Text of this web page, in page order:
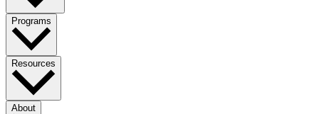
Programs​​​​‌ ‍ ​‍​‍‌‍ ‌ ​‍‌‍‍‌‌‍‌ ‌‍‍‌‌‍ ‍​‍​‍​ ‍‍​‍​‍‌ ​ ‌‍​‌‌‍ ‍‌‍‍‌‌ ‌​‌ ‍‌​‍ ‍‌‍‍‌‌‍ ​‍​‍​‍ ​​‍​‍‌‍‍​‌ ​‍‌‍‌‌‌‍‌‍​‍​‍​ ‍‍​‍​‍‌‍‍​‌ ‌​‌ ‌​‌ ​​​ ‍‍​‍ ​‍ ‌‍ ​‌‍ ‌‍​ ‌‍​‌‌‍ ​‌‍‍​‌‍ ‌ ​ ‌ ‌​​ ‍‍​ ​ ​ ​ ​ ​ ​ ​ ​‍ ‌‍‍‌‌‍ ‍‌ ‌​‌‍‌‌‌‍ ‍‌ ‌​​‍ ‌‍‌‌‌‍‌​‌‍‍‌‌ ‌​​‍ ‌‍ ‌‌‍ ‌‍‌​‌‍‌‌​ ‌‌ ​​‌ ​‍‌‍‌‌‌ ​ ‌‍‌‌‌‍ ‍‌ ‌​‌‍​‌‌ ‌​‌‍‍‌‌‍ ‌‍ ‍​ ‍ ‌‍‍‌‌‍‌​​ ‌‌ ​ ‌‍‍‌‌ ‌​‌‍‌‌‌​‍​‌‍‌‌‌‍​‌‌‍‌​‌‍‌‌‌ ​‍​ ‍ ‌ ‌​‌ ‍‌‌ ​​‌‍‌‌​ ‌‌‍‍​‌‍‌‌‌‍​‌‌‍‌​‌‍‌‌‌ ​‍​ ‍ ‌ ​​‌‍​‌‌ ‌​‌‍‍​​ ‌‌‍ ​‌‍‌‌‌‍‌‍‌ ‌​‌​ ‌‌‍‌‌‌‍ ‍‌ ‌‌‌ ​ ​‍‌‌​ ‌‌‌​​‍‌‌ ‌‍‍ ‌‍‌‌‌ ‍‌​‍‌‌​ ​ ‌​‌​​‍‌‌​ ​ ‌​‌​​‍‌‌​ ​‍​ ​‍​ ​ ‌‍‌​​ ‌​​ ​‌‌‍‌‌​ ‌​​ ​​​ ‌​‌‍‌‌‌‍‌​​ ​​​ ​​​‍‌‌​ ​‍​ ​‍​‍‌‌​ ‌‌‌​‌​​‍ ‍‌ ‌​‌‍‌‌‌ ‍​‌ ‌​​ ‌‍​‍‌‍​‌‌ ​ ‌‍‌‌‌‌‌‌‌ ​‍‌‍ ​​ ‌‌‍‍​‌ ‌​‌ ‌​‌ ​​​‍‌‌​ ​ ‌​​‌​‍‌‌​ ​‍‌​‌‍​‍‌‌​ ​‍‌​‌‍‌‍ ​‌‍ ‌‍​ ‌‍​‌‌‍ ​‌‍‍​‌‍ ‌ ​ ‌ ‌​​‍‌‌​ ​ ‌​​‌​ ​ ​ ​ ​ ​ ​ ​ ​‍‌‍‌‍‍‌‌‍‌​​ ‌‌ ​ ‌‍‍‌‌ ‌​‌‍‌‌‌​‍​‌‍‌‌‌‍​‌‌‍‌​‌‍‌‌‌ ​‍​‍‌‍‌ ‌​‌ ‍‌‌ ​​‌‍‌‌​ ‌‌‍‍​‌‍‌‌‌‍​‌‌‍‌​‌‍‌‌‌ ​‍​‍‌‍‌ ​​‌‍​‌‌ ‌​‌‍‍​​ ‌‌‍ ​‌‍‌‌‌‍‌‍‌ ‌​‌​ ‌‌‍‌‌‌‍ ‍‌ ‌‌‌ ​ ​‍‌‌​ ‌‌‌​​‍‌‌ ‌‍‍ ‌‍‌‌‌ ‍‌​‍‌‌​ ​ ‌​‌​​‍‌‌​ ​ ‌​‌​​‍‌‌​ ​‍​ ​‍​ ​ ‌‍‌​​ ‌​​ ​‌‌‍‌‌​ ‌​​ ​​​ ‌​‌‍‌‌‌‍‌​​ ​​​ ​​​‍‌‌​ ​‍​ ​‍​‍‌‌​ ‌‌‌​‌​​‍ ‍‌ ‌​‌‍‌‌‌ ‍​‌ ‌​​‍‌‍‌ ​​‌‍‌‌‌ ​‍‌ ​ ‌ ​​‌‍‌‌‌‍​ ‌ ‌​‌‍‍‌‌ ‌‍‌‍‌‌​ ‌‌ ​​‌ ‌‌‌‍​‍‌‍ ​‌‍‍‌‌ ​ ‌‍‍​‌‍‌‌‌‍‌​​‍​‍‌ ‌
Resources​​​​‌ ‍ ​‍​‍‌‍ ‌ ​‍‌‍‍‌‌‍‌ ‌‍‍‌‌‍ ‍​‍​‍​ ‍‍​‍​‍‌ ​ ‌‍​‌‌‍ ‍‌‍‍‌‌ ‌​‌ ‍‌​‍ ‍‌‍‍‌‌‍ ​‍​‍​‍ ​​‍​‍‌‍‍​‌ ​‍‌‍‌‌‌‍‌‍​‍​‍​ ‍‍​‍​‍‌‍‍​‌ ‌​‌ ‌​‌ ​​​ ‍‍​‍ ​‍ ‌‍ ​‌‍ ‌‍​ ‌‍​‌‌‍ ​‌‍‍​‌‍ ‌ ​ ‌ ‌​​ ‍‍​ ​ ​ ​ ​ ​ ​ ​ ​‍ ‌‍‍‌‌‍ ‍‌ ‌​‌‍‌‌‌‍ ‍‌ ‌​​‍ ‌‍‌‌‌‍‌​‌‍‍‌‌ ‌​​‍ ‌‍ ‌‌‍ ‌‍‌​‌‍‌‌​ ‌‌ ​​‌ ​‍‌‍‌‌‌ ​ ‌‍‌‌‌‍ ‍‌ ‌​‌‍​‌‌ ‌​‌‍‍‌‌‍ ‌‍ ‍​ ‍ ‌‍‍‌‌‍‌​​ ‌‌ ​ ‌‍‍‌‌ ‌​‌‍‌‌‌​‍​‌‍‌‌‌‍​‌‌‍‌​‌‍‌‌‌ ​‍​ ‍ ‌ ‌​‌ ‍‌‌ ​​‌‍‌‌​ ‌‌‍‍​‌‍‌‌‌‍​‌‌‍‌​‌‍‌‌‌ ​‍​ ‍ ‌ ​​‌‍​‌‌ ‌​‌‍‍​​ ‌‌‍ ​‌‍‌‌‌‍‌‍‌ ‌​‌​ ‌‌‍‌‌‌‍ ‍‌ ‌‌‌ ​ ​‍‌‌​ ‌‌‌​​‍‌‌ ‌‍‍ ‌‍‌‌‌ ‍‌​‍‌‌​ ​ ‌​‌​​‍‌‌​ ​ ‌​‌​​‍‌‌​ ​‍​ ​‍‌‍‌‍‌‍‌‍​ ‌​​ ‌‌‌‍‌‌​ ​ ‌‍‌‌‌‍​‌‌‍​ ​ ‍‌‌‍​ ​ ‍‌​‍‌‌​ ​‍​ ​‍​‍‌‌​ ‌‌‌​‌​​‍ ‍‌ ‌​‌‍‌‌‌ ‍​‌ ‌​​ ‌‍​‍‌‍​‌‌ ​ ‌‍‌‌‌‌‌‌‌ ​‍‌‍ ​​ ‌‌‍‍​‌ ‌​‌ ‌​‌ ​​​‍‌‌​ ​ ‌​​‌​‍‌‌​ ​‍‌​‌‍​‍‌‌​ ​‍‌​‌‍‌‍ ​‌‍ ‌‍​ ‌‍​‌‌‍ ​‌‍‍​‌‍ ‌ ​ ‌ ‌​​‍‌‌​ ​ ‌​​‌​ ​ ​ ​ ​ ​ ​ ​ ​‍‌‍‌‍‍‌‌‍‌​​ ‌‌ ​ ‌‍‍‌‌ ‌​‌‍‌‌‌​‍​‌‍‌‌‌‍​‌‌‍‌​‌‍‌‌‌ ​‍​‍‌‍‌ ‌​‌ ‍‌‌ ​​‌‍‌‌​ ‌‌‍‍​‌‍‌‌‌‍​‌‌‍‌​‌‍‌‌‌ ​‍​‍‌‍‌ ​​‌‍​‌‌ ‌​‌‍‍​​ ‌‌‍ ​‌‍‌‌‌‍‌‍‌ ‌​‌​ ‌‌‍‌‌‌‍ ‍‌ ‌‌‌ ​ ​‍‌‌​ ‌‌‌​​‍‌‌ ‌‍‍ ‌‍‌‌‌ ‍‌​‍‌‌​ ​ ‌​‌​​‍‌‌​ ​ ‌​‌​​‍‌‌​ ​‍​ ​‍‌‍‌‍‌‍‌‍​ ‌​​ ‌‌‌‍‌‌​ ​ ‌‍‌‌‌‍​‌‌‍​ ​ ‍‌‌‍​ ​ ‍‌​‍‌‌​ ​‍​ ​‍​‍‌‌​ ‌‌‌​‌​​‍ ‍‌ ‌​‌‍‌‌‌ ‍​‌ ‌​​‍‌‍‌ ​​‌‍‌‌‌ ​‍‌ ​ ‌ ​​‌‍‌‌‌‍​ ‌ ‌​‌‍‍‌‌ ‌‍‌‍‌‌​ ‌‌ ​​‌ ‌‌‌‍​‍‌‍ ​‌‍‍‌‌ ​ ‌‍‍​‌‍‌‌‌‍‌​​‍​‍‌ ‌
About​​​​‌ ‍ ​‍​‍‌‍ ‌ ​‍‌‍‍‌‌‍‌ ‌‍‍‌‌‍ ‍​‍​‍​ ‍‍​‍​‍‌ ​ ‌‍​‌‌‍ ‍‌‍‍‌‌ ‌​‌ ‍‌​‍ ‍‌‍‍‌‌‍ ​‍​‍​‍ ​​‍​‍‌‍‍​‌ ​‍‌‍‌‌‌‍‌‍​‍​‍​ ‍‍​‍​‍‌‍‍​‌ ‌​‌ ‌​‌ ​​​ ‍‍​‍ ​‍ ‌‍ ​‌‍ ‌‍​ ‌‍​‌‌‍ ​‌‍‍​‌‍ ‌ ​ ‌ ‌​​ ‍‍​ ​ ​ ​ ​ ​ ​ ​ ​‍ ‌‍‍‌‌‍ ‍‌ ‌​‌‍‌‌‌‍ ‍‌ ‌​​‍ ‌‍‌‌‌‍‌​‌‍‍‌‌ ‌​​‍ ‌‍ ‌‌‍ ‌‍‌​‌‍‌‌​ ‌‌ ​​‌ ​‍‌‍‌‌‌ ​ ‌‍‌‌‌‍ ‍‌ ‌​‌‍​‌‌ ‌​‌‍‍‌‌‍ ‌‍ ‍​ ‍ ‌‍‍‌‌‍‌​​ ‌‌ ​ ‌‍‍‌‌ ‌​‌‍‌‌‌​‍​‌‍‌‌‌‍​‌‌‍‌​‌‍‌‌‌ ​‍​ ‍ ‌ ‌​‌ ‍‌‌ ​​‌‍‌‌​ ‌‌‍‍​‌‍‌‌‌‍​‌‌‍‌​‌‍‌‌‌ ​‍​ ‍ ‌ ​​‌‍​‌‌ ‌​‌‍‍​​ ‌‌ ​‍‌‍‍‌‌‍‌ ‌‍‍​‌ ‌​‌​ ‌‌‍‌‌‌‍ ‍‌ ‌‌‌ ​ ​‍‌‌​ ‌‌‌​​‍‌‌ ‌‍‍ ‌‍‌‌‌ ‍‌​‍‌‌​ ​ ‌​‌​​‍‌‌​ ​ ‌​‌​​‍‌‌​ ​‍​ ​‍​ ​‌​ ‌​​ ​ ‌‍​ ​ ‌‍‌‍​ ​ ‌ ​ ‌ ‌‍​‌‌‍‌‍​ ‌‍‌‍‌​​‍‌‌​ ​‍​ ​‍​‍‌‌​ ‌‌‌​‌​​‍ ‍‌ ‌​‌‍‌‌‌ ‍​‌ ‌​​ ‌‍​‍‌‍​‌‌ ​ ‌‍‌‌‌‌‌‌‌ ​‍‌‍ ​​ ‌‌‍‍​‌ ‌​‌ ‌​‌ ​​​‍‌‌​ ​ ‌​​‌​‍‌‌​ ​‍‌​‌‍​‍‌‌​ ​‍‌​‌‍‌‍ ​‌‍ ‌‍​ ‌‍​‌‌‍ ​‌‍‍​‌‍ ‌ ​ ‌ ‌​​‍‌‌​ ​ ‌​​‌​ ​ ​ ​ ​ ​ ​ ​ ​‍‌‍‌‍‍‌‌‍‌​​ ‌‌ ​ ‌‍‍‌‌ ‌​‌‍‌‌‌​‍​‌‍‌‌‌‍​‌‌‍‌​‌‍‌‌‌ ​‍​‍‌‍‌ ‌​‌ ‍‌‌ ​​‌‍‌‌​ ‌‌‍‍​‌‍‌‌‌‍​‌‌‍‌​‌‍‌‌‌ ​‍​‍‌‍‌ ​​‌‍​‌‌ ‌​‌‍‍​​ ‌‌ ​‍‌‍‍‌‌‍‌ ‌‍‍​‌ ‌​‌​ ‌‌‍‌‌‌‍ ‍‌ ‌‌‌ ​ ​‍‌‌​ ‌‌‌​​‍‌‌ ‌‍‍ ‌‍‌‌‌ ‍‌​‍‌‌​ ​ ‌​‌​​‍‌‌​ ​ ‌​‌​​‍‌‌​ ​‍​ ​‍​ ​‌​ ‌​​ ​ ‌‍​ ​ ‌‍‌‍​ ​ ‌ ​ ‌ ‌‍​‌‌‍‌‍​ ‌‍‌‍‌​​‍‌‌​ ​‍​ ​‍​‍‌‌​ ‌‌‌​‌​​‍ ‍‌ ‌​‌‍‌‌‌ ‍​‌ ‌​​‍‌‍‌ ​​‌‍‌‌‌ ​‍‌ ​ ‌ ​​‌‍‌‌‌‍​ ‌ ‌​‌‍‍‌‌ ‌‍‌‍‌‌​ ‌‌ ​​‌ ‌‌‌‍​‍‌‍ ​‌‍‍‌‌ ​ ‌‍‍​‌‍‌‌‌‍‌​​‍​‍‌ ‌